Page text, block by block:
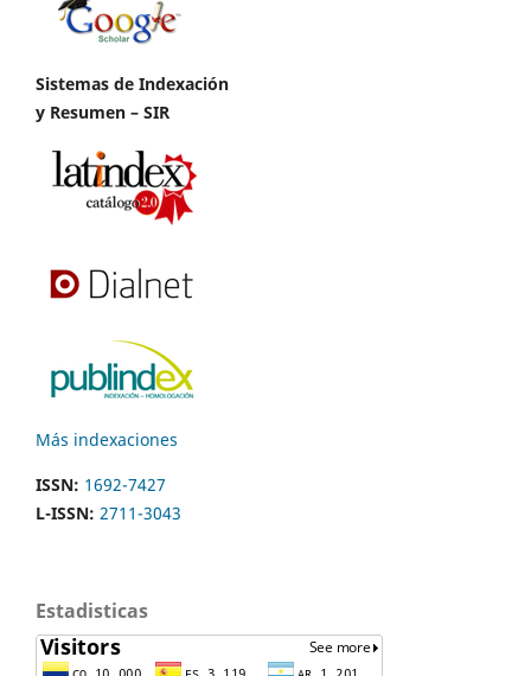
Sistemas de Indexación
y Resumen – SIR
Más indexaciones
ISSN: 1692-7427
L-ISSN: 2711-3043
Estadisticas